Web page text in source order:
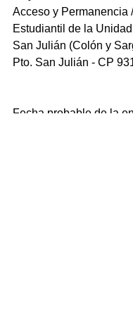
Acceso y Permanencia
Estudiantil de la
San Julián (Colón y
Pto. San Julián - CP
Fecha probable de la